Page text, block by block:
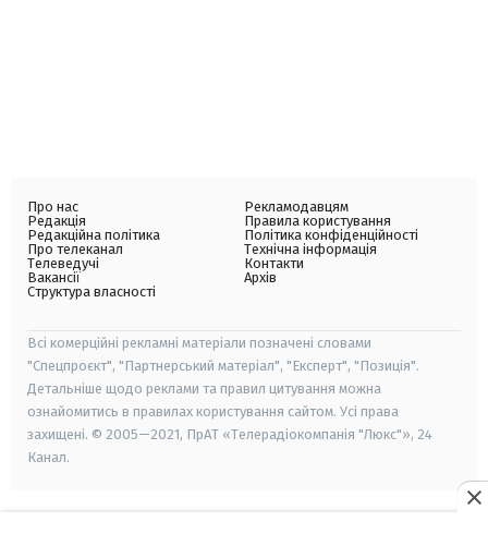
Про нас
Редакція
Редакційна політика
Про телеканал
Телеведучі
Вакансії
Структура власності
Рекламодавцям
Правила користування
Політика конфіденційності
Технічна інформація
Контакти
Архів
Всі комерційні рекламні матеріали позначені словами
"Спецпроєкт", "Партнерський матеріал", "Експерт", "Позиція".
Детальніше щодо реклами та правил цитування можна
ознайомитись в правилах користування сайтом. Усі права
захищені. © 2005—2021, ПрАТ «Телерадіокомпанія "Люкс"», 24
Канал.